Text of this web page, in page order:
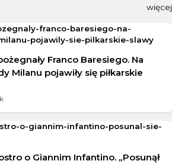
więcej
Franco Baresiego. Na
Milanu pojawiły się piłkarskie
o Giannim Infantino. „Posunął